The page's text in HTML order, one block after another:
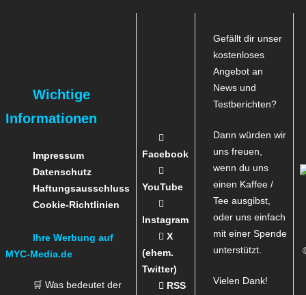
Wichtige
Informationen
Impressum
Datenschutz
Haftungsausschluss
Cookie-Richtlinien
Ihre Werbung auf
MYC-Media.de
🛒 Was bedeutet der
Facebook
YouTube
Instagram
X
(ehem.
Twitter)
RSS
Gefällt dir unser
kostenloses
Angebot an
News und
Testberichten?
Dann würden wir
uns freuen,
wenn du uns
einen Kaffee /
Tee ausgibst,
oder uns einfach
mit einer Spende
unterstützt.
Vielen Dank!